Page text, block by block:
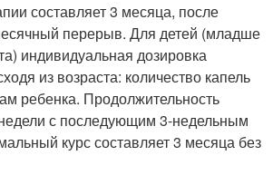
составляет 3 месяца, после
перерыв. Для детей (младше
индивидуальная дозировка
из возраста: количество капель
ребенка. Продолжительность
с последующим 3-недельным
курс составляет 3 месяца без